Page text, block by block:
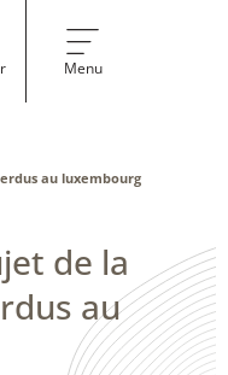
Menu
au luxembourg
de la
au